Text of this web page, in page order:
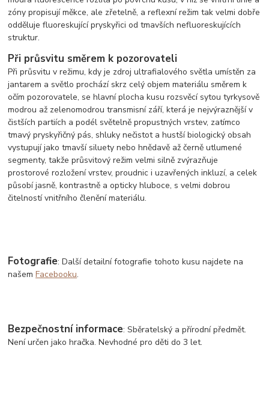
zóny propisují měkce, ale zřetelně, a reflexní režim tak velmi dobře
odděluje fluoreskující pryskyřici od tmavších nefluoreskujících
struktur.
Při průsvitu směrem k pozorovateli
Při průsvitu v režimu, kdy je zdroj ultrafialového světla umístěn za
jantarem a světlo prochází skrz celý objem materiálu směrem k
očím pozorovatele, se hlavní plocha kusu rozsvěcí sytou tyrkysově
modrou až zelenomodrou transmisní září, která je nejvýraznější v
čistších partiích a podél světelně propustných vrstev, zatímco
tmavý pryskyřičný pás, shluky nečistot a hustší biologický obsah
vystupují jako tmavší siluety nebo hnědavě až černě utlumené
segmenty, takže průsvitový režim velmi silně zvýrazňuje
prostorové rozložení vrstev, proudnic i uzavřených inkluzí, a celek
působí jasně, kontrastně a opticky hluboce, s velmi dobrou
čitelností vnitřního členění materiálu.
Fotografie: Další detailní fotografie tohoto kusu najdete na
našemFacebooku.
Bezpečnostní informace: Sběratelský a přírodní předmět.
Není určen jako hračka. Nevhodné pro děti do 3 let.